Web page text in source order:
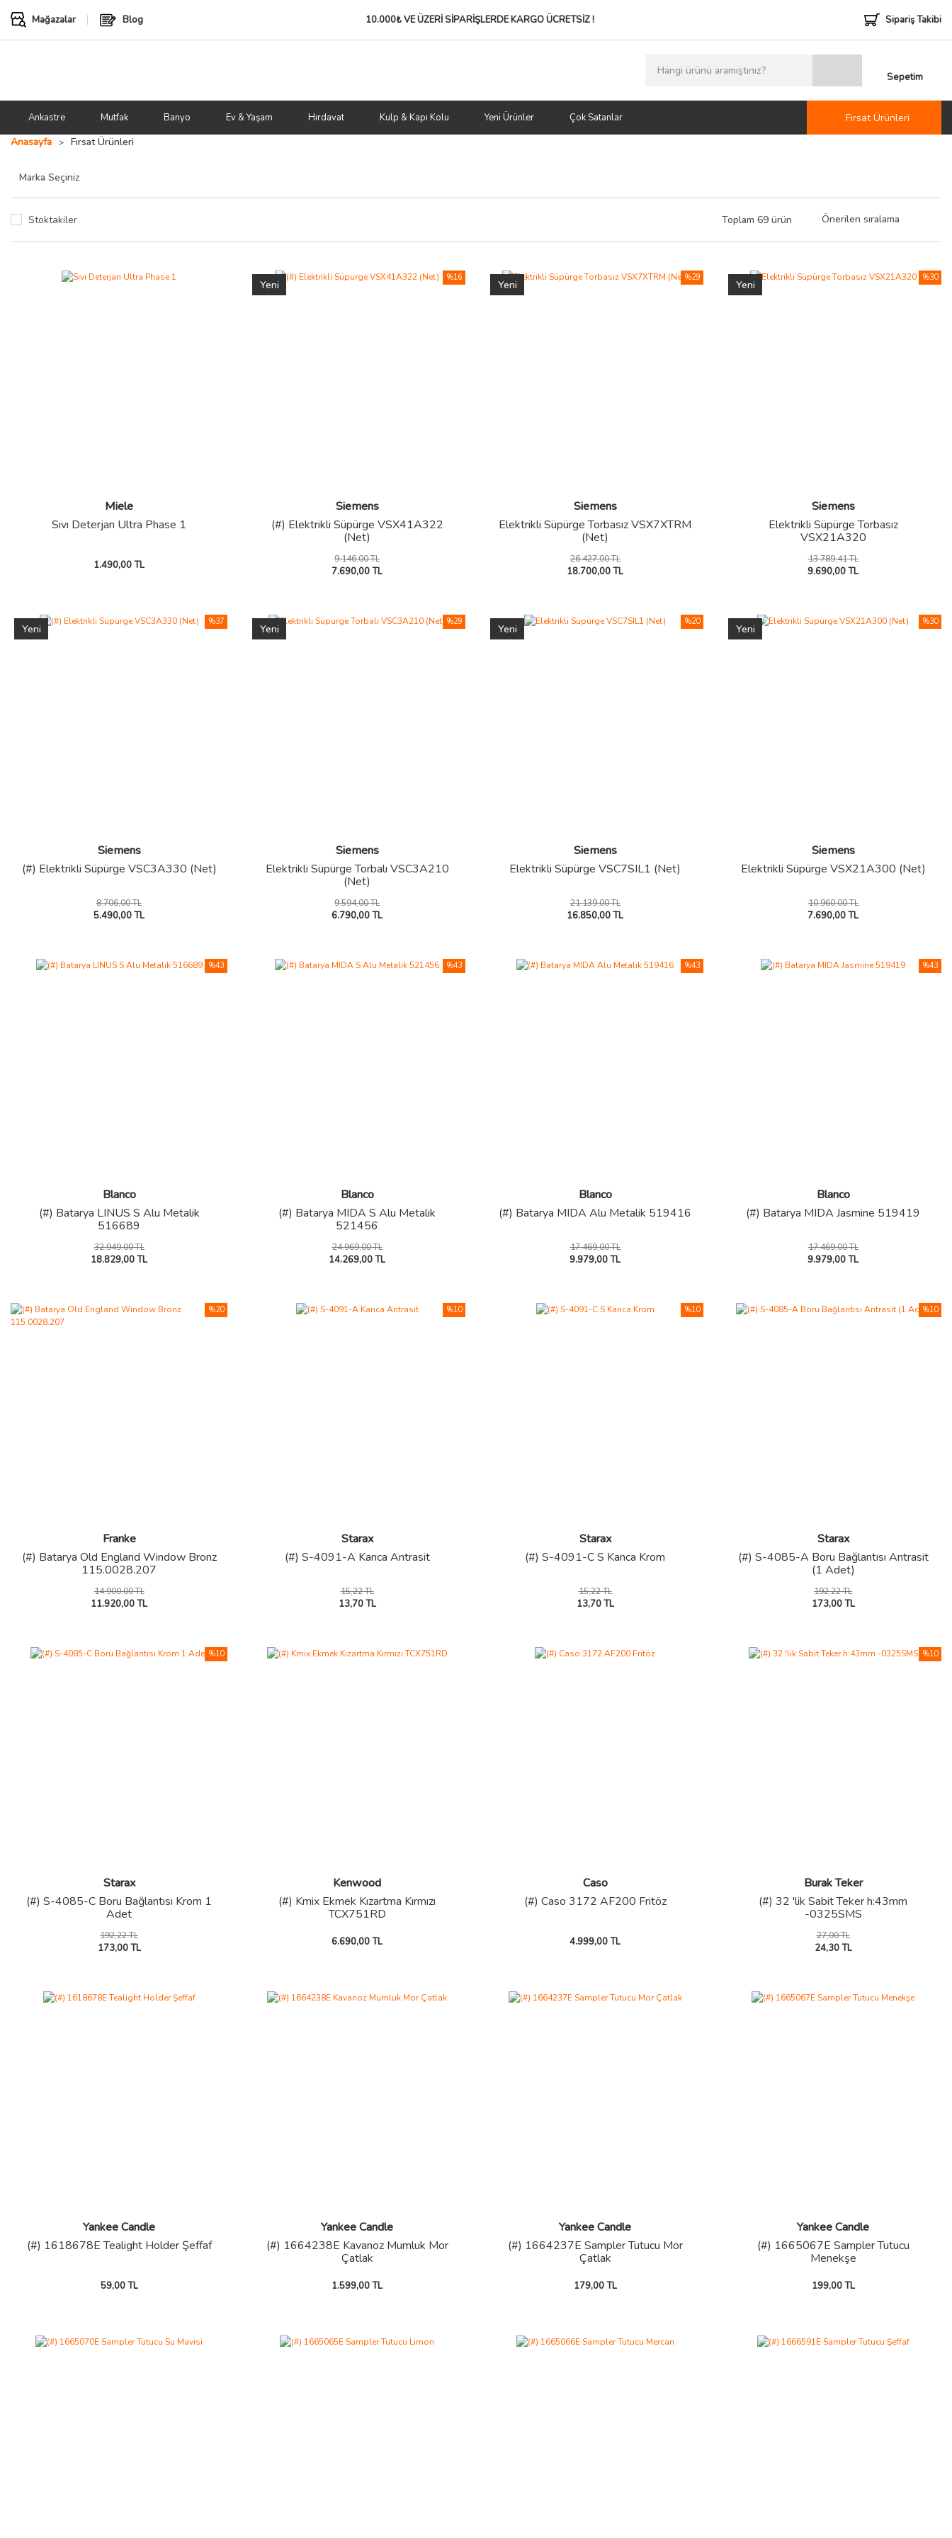
Mağazalar Blog 10.000₺ VE ÜZERİ SİPARİŞLERDEKARGO ÜCRETSİZ ! Sipariş Takibi
Sepetim
Ankastre Mutfak Banyo Ev & Yaşam Hırdavat Kulp & Kapı Kolu Yeni Ürünler Çok Satanlar
Fırsat Ürünleri
Anasayfa
Fırsat Ürünleri
Stoktakiler Toplam 69 ürün
Miele
Sıvı Deterjan Ultra Phase 1
1.490,00 TL
Yeni
Siemens
(#) Elektrikli Süpürge VSX41A322
(Net)
9.146,00 TL
7.690,00 TL
%16
Yeni
Siemens
Elektrikli Süpürge Torbasız VSX7XTRM
(Net)
26.427,00 TL
18.700,00 TL
%29
Yeni
Siemens
Elektrikli Süpürge Torbasız
VSX21A320
13.789,41 TL
9.690,00 TL
%30
Yeni
Siemens
(#) Elektrikli Süpürge VSC3A330 (Net)
8.706,00 TL
5.490,00 TL
%37
Yeni
Siemens
Elektrikli Süpürge Torbalı VSC3A210
(Net)
9.594,00 TL
6.790,00 TL
%29
Yeni
Siemens
Elektrikli Süpürge VSC7SIL1 (Net)
21.139,00 TL
16.850,00 TL
%20
Yeni
Siemens
Elektrikli Süpürge VSX21A300 (Net)
10.960,00 TL
7.690,00 TL
%30
Blanco
(#) Batarya LINUS S Alu Metalik
516689
32.949,00 TL
18.829,00 TL
%43
Blanco
(#) Batarya MIDA S Alu Metalik
521456
24.969,00 TL
14.269,00 TL
%43
Blanco
(#) Batarya MIDA Alu Metalik 519416
17.469,00 TL
9.979,00 TL
%43
Blanco
(#) Batarya MIDA Jasmine 519419
17.469,00 TL
9.979,00 TL
%43
Franke
(#) Batarya Old England Window Bronz
115.0028.207
14.900,00 TL
11.920,00 TL
%20
Starax
(#) S-4091-A Kanca Antrasit
15,22 TL
13,70 TL
%10
Starax
(#) S-4091-C S Kanca Krom
15,22 TL
13,70 TL
%10
Starax
(#) S-4085-A Boru Bağlantısı Antrasit
(1 Adet)
192,22 TL
173,00 TL
%10
Starax
(#) S-4085-C Boru Bağlantısı Krom 1
Adet
192,22 TL
173,00 TL
%10
Kenwood
(#) Kmix Ekmek Kızartma Kırmızı
TCX751RD
6.690,00 TL
Caso
(#) Caso 3172 AF200 Fritöz
4.999,00 TL
Burak Teker
(#) 32 'lik Sabit Teker h:43mm
-0325SMS
27,00 TL
24,30 TL
%10
Yankee Candle
(#) 1618678E Tealight Holder Şeffaf
59,00 TL
Yankee Candle
(#) 1664238E Kavanoz Mumluk Mor
Çatlak
1.599,00 TL
Yankee Candle
(#) 1664237E Sampler Tutucu Mor
Çatlak
179,00 TL
Yankee Candle
(#) 1665067E Sampler Tutucu
Menekşe
199,00 TL